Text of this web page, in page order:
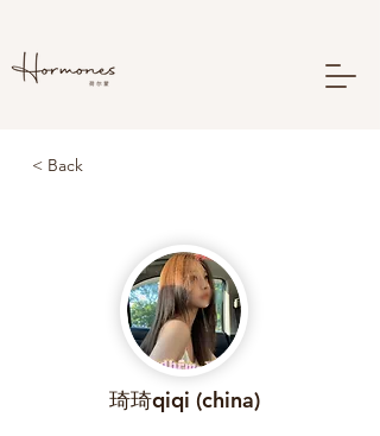
< Back
琦琦qiqi (china)